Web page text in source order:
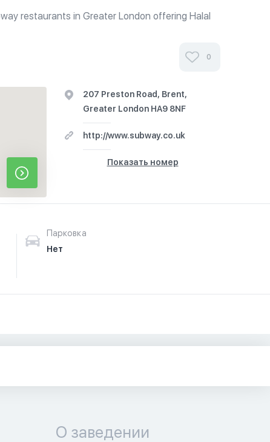
restaurants in Greater London offering Halal
submarine sandwiches, deli-style
0
207 Preston Road, Brent,
Greater London HA9 8NF
http://www.subway.co.uk
Показать номер
Парковка
Нет
О заведении